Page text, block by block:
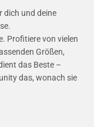
dich und deine
Profitiere von vielen
Größen,
das Beste –
das, wonach sie